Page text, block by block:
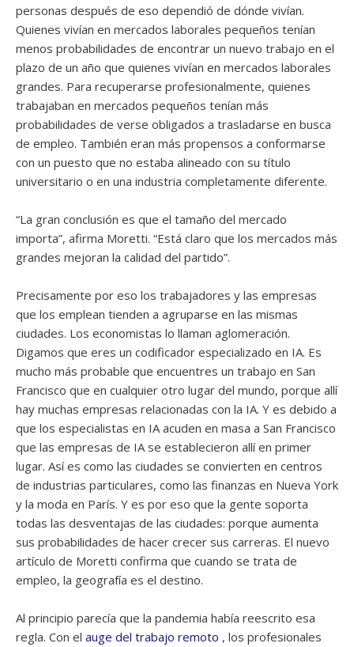
personas después de eso dependió de dónde vivían.
Quienes vivían en mercados laborales pequeños tenían
menos probabilidades de encontrar un nuevo trabajo en el
plazo de un año que quienes vivían en mercados laborales
grandes. Para recuperarse profesionalmente, quienes
trabajaban en mercados pequeños tenían más
probabilidades de verse obligados a trasladarse en busca
de empleo. También eran más propensos a conformarse
con un puesto que no estaba alineado con su título
universitario o en una industria completamente diferente.
“La gran conclusión es que el tamaño del mercado
importa”, afirma Moretti. “Está claro que los mercados más
grandes mejoran la calidad del partido”.
Precisamente por eso los trabajadores y las empresas
que los emplean tienden a agruparse en las mismas
ciudades. Los economistas lo llaman aglomeración.
Digamos que eres un codificador especializado en IA. Es
mucho más probable que encuentres un trabajo en San
Francisco que en cualquier otro lugar del mundo, porque allí
hay muchas empresas relacionadas con la IA. Y es debido a
que los especialistas en IA acuden en masa a San Francisco
que las empresas de IA se establecieron allí en primer
lugar. Así es como las ciudades se convierten en centros
de industrias particulares, como las finanzas en Nueva York
y la moda en París. Y es por eso que la gente soporta
todas las desventajas de las ciudades: porque aumenta
sus probabilidades de hacer crecer sus carreras. El nuevo
artículo de Moretti confirma que cuando se trata de
empleo, la geografía es el destino.
Al principio parecía que la pandemia había reescrito esa
regla. Con el auge del trabajo remoto , los profesionales